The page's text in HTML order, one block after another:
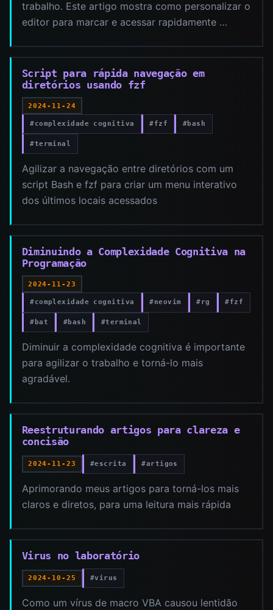
trabalho. Este artigo mostra como personalizar o
editor para marcar e acessar rapidamente …
Script para rápida navegação em
diretórios usando fzf
2024-11-24
#complexidade cognitiva #fzf #bash
#terminal
Agilizar a navegação entre diretórios com um
script Bash e fzf para criar um menu interativo
dos últimos locais acessados
Diminuindo a Complexidade Cognitiva na
Programação
2024-11-23
#complexidade cognitiva #neovim #rg #fzf
#bat #bash #terminal
Diminuir a complexidade cognitiva é importante
para agilizar o trabalho e torná-lo mais
agradável.
Reestruturando artigos para clareza e
concisão
2024-11-23 #escrita #artigos
Aprimorando meus artigos para torná-los mais
claros e diretos, para uma leitura mais rápida
Virus no laboratório
2024-10-25 #virus
Como um vírus de macro VBA causou lentidão